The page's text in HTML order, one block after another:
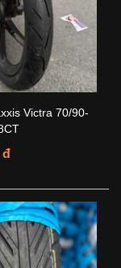
Victra 70/90-
đ